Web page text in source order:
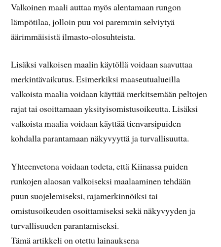
Valkoinen maali auttaa myös alentamaan rungon
lämpötilaa, jolloin puu voi paremmin selviytyä
äärimmäisistä ilmasto-olosuhteista.
Lisäksi valkoisen maalin käytöllä voidaan saavuttaa
merkintävaikutus. Esimerkiksi maaseutualueilla
valkoista maalia voidaan käyttää merkitsemään peltojen
rajat tai osoittamaan yksityisomistusoikeutta. Lisäksi
valkoista maalia voidaan käyttää tienvarsipuiden
kohdalla parantamaan näkyvyyttä ja turvallisuutta.
Yhteenvetona voidaan todeta, että Kiinassa puiden
runkojen alaosan valkoiseksi maalaaminen tehdään
puun suojelemiseksi, rajamerkinnöiksi tai
omistusoikeuden osoittamiseksi sekä näkyvyyden ja
turvallisuuden parantamiseksi.
Tämä artikkeli on otettu lainauksena